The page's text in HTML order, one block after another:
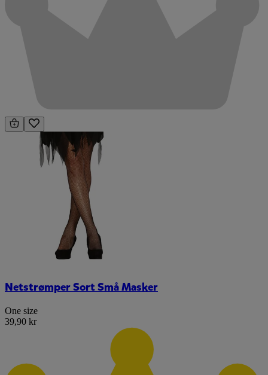
Netstrømper Sort Små Masker
One size
39,90 kr